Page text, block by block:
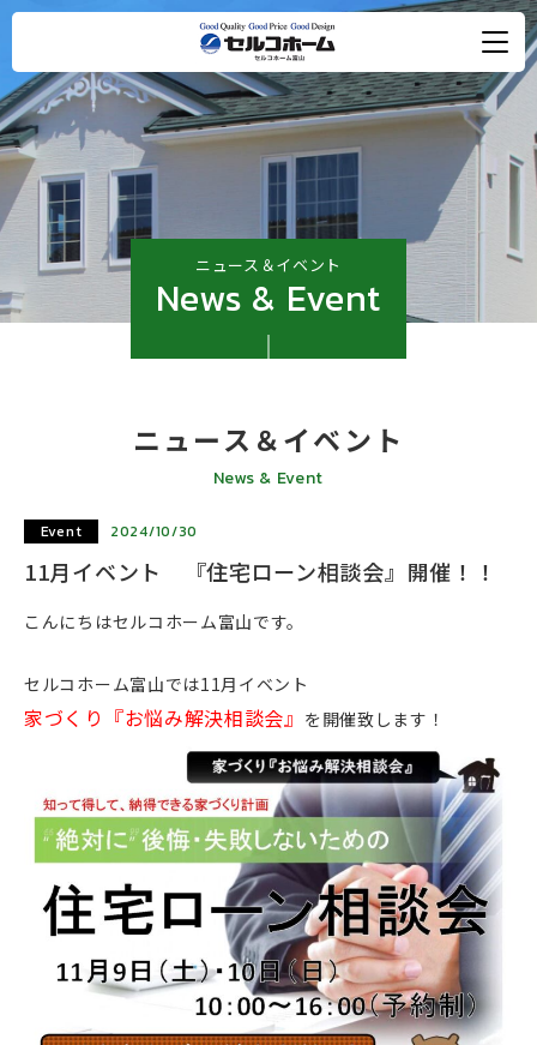
ニュース＆イベント
News & Event
ニュース＆イベント
News & Event
Event 2024/10/30
11月イベント 『住宅ローン相談会』開催！！
こんにちはセルコホーム富山です。
セルコホーム富山では11月イベント
家づくり『お悩み解決相談会』 を開催致します！